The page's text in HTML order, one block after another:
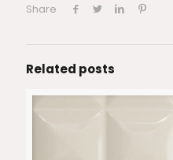
Share
Related posts